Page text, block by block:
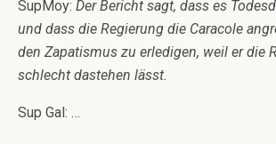
SupMoy: Der Bericht sagt, dass es
und dass die Regierung die Caracole
den Zapatismus zu erledigen, weil er die
schlecht dastehen lässt.
Sup Gal: …